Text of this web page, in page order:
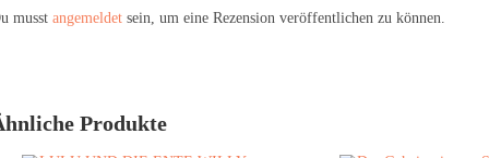
musst angemeldet sein, um eine Rezension veröffentlichen zu können.
Produkte